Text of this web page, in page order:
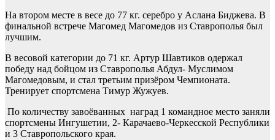
На втором месте в весе до 77 кг. серебро у Аслана Биджева. В
финальной встрече Магомед Магомедов из Ставрополья был
лучшим.
В весовой категории до 71 кг. Артур Шавтиков одержал
победу над бойцом из Ставрополья Абдул- Муслимом
Магомедовым, и стал третьим призёром Чемпионата.
Тренирует спортсмена Тимур Жужуев.
По количеству завоёванных наград 1 командное место заняли
спортсмены Ингушетии, 2- Карачаево-Черкесской Республики
и 3 Ставропольского края.